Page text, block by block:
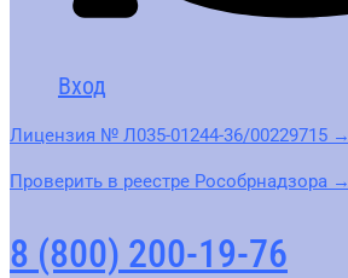
Вход
Лицензия № Л035-01244-36/00229715 →
Проверить в реестре Рособрнадзора →
8 (800) 200-19-76